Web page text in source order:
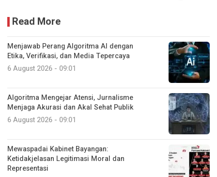
Read More
Menjawab Perang Algoritma AI dengan
Etika, Verifikasi, dan Media Tepercaya
6 August 2026 - 09:01
Algoritma Mengejar Atensi, Jurnalisme
Menjaga Akurasi dan Akal Sehat Publik
6 August 2026 - 09:01
Mewaspadai Kabinet Bayangan:
Ketidakjelasan Legitimasi Moral dan
Representasi